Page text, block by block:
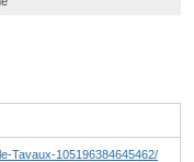
Tavaux-105196384645462/